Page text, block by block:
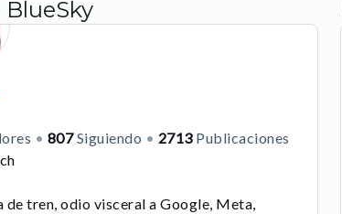
BlueSky
807Siguiendo 2713Publicaciones
de tren, odio visceral a Google, Meta,